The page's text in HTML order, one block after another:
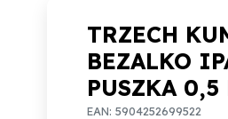
TRZECH
BEZALKO
PUSZKA 0,5
EAN: 5904252699522